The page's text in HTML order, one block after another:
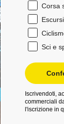
Corsa
Sci e
Iscrivendoti,
commerciali
l'iscrizione in